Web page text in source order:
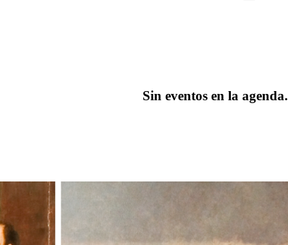
Sin eventos en la agenda.